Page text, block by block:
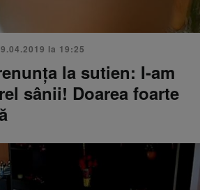
la 19:25
la sutien: I-am
sânii! Doarea foarte